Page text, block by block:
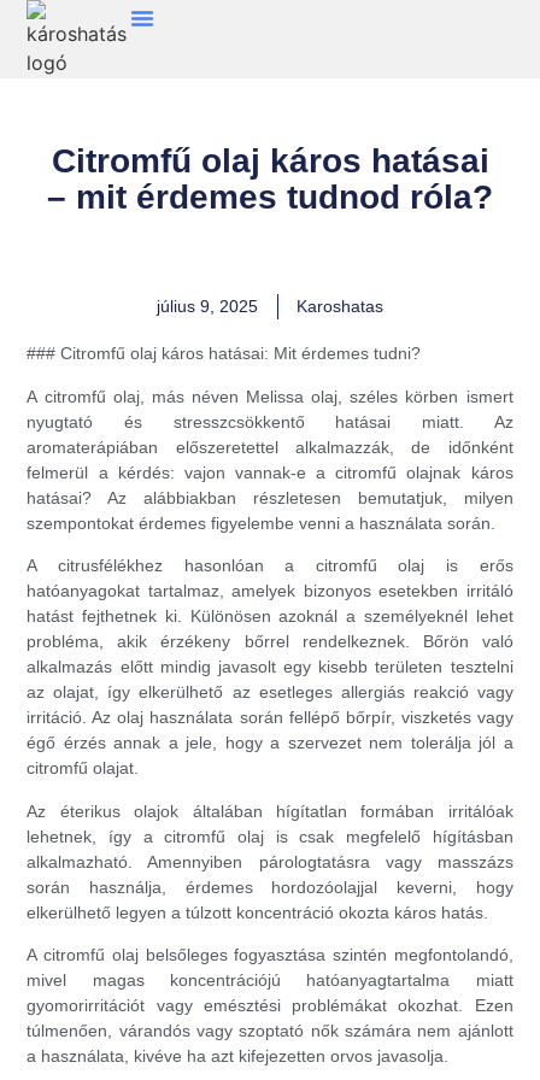
Citromfű olaj káros hatásai
– mit érdemes tudnod róla?
július 9, 2025 Karoshatas
### Citromfű olaj káros hatásai: Mit érdemes tudni?
A citromfű olaj, más néven Melissa olaj, széles körben ismert
nyugtató és stresszcsökkentő hatásai miatt. Az
aromaterápiában előszeretettel alkalmazzák, de időnként
felmerül a kérdés: vajon vannak-e a citromfű olajnak káros
hatásai? Az alábbiakban részletesen bemutatjuk, milyen
szempontokat érdemes figyelembe venni a használata során.
A citrusfélékhez hasonlóan a citromfű olaj is erős
hatóanyagokat tartalmaz, amelyek bizonyos esetekben irritáló
hatást fejthetnek ki. Különösen azoknál a személyeknél lehet
probléma, akik érzékeny bőrrel rendelkeznek. Bőrön való
alkalmazás előtt mindig javasolt egy kisebb területen tesztelni
az olajat, így elkerülhető az esetleges allergiás reakció vagy
irritáció. Az olaj használata során fellépő bőrpír, viszketés vagy
égő érzés annak a jele, hogy a szervezet nem tolerálja jól a
citromfű olajat.
Az éterikus olajok általában hígítatlan formában irritálóak
lehetnek, így a citromfű olaj is csak megfelelő hígításban
alkalmazható. Amennyiben párologtatásra vagy masszázs
során használja, érdemes hordozóolajjal keverni, hogy
elkerülhető legyen a túlzott koncentráció okozta káros hatás.
A citromfű olaj belsőleges fogyasztása szintén megfontolandó,
mivel magas koncentrációjú hatóanyagtartalma miatt
gyomorirritációt vagy emésztési problémákat okozhat. Ezen
túlmenően, várandós vagy szoptató nők számára nem ajánlott
a használata, kivéve ha azt kifejezetten orvos javasolja.